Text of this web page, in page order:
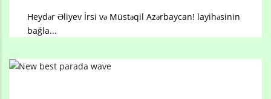
Heydər Əliyev İrsi və Müstəqil Azərbaycan! layihəsinin
bağla...